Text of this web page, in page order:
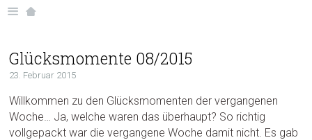
Glücksmomente 08/2015
23. Februar 2015
Willkommen zu den Glücksmomenten der vergangenen
Woche… Ja, welche waren das überhaupt? So richtig
vollgepackt war die vergangene Woche damit nicht. Es gab